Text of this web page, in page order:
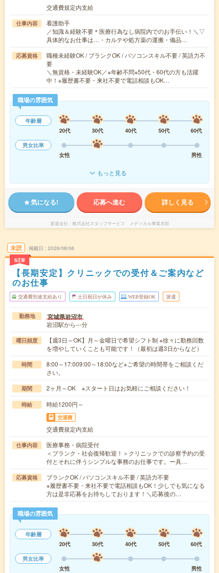
交通費規定内支給
仕事内容
看護助手
／知識＆経験不要＊医療行為なし病院内でのお手伝い！＼▽
具体的なお仕事は…・カルテや処方薬の運搬・備品…
応募資格
職種未経験OK / ブランクOK / パソコンスキル不要 / 英語力不
要
＼無資格・未経験OK／※年齢不問※50代・60代の方も活躍
中！※履歴書不要・来社不要で電話相談もOK…
職場の雰囲気
年齢層
20代
30代 40代 50代
60代
男女比率
女性
男性
もっと見る
気になる! 応募へ進む 詳しく見る
派遣会社 株式会社スタッフサービス メディカル事業本部
未読
NEW
掲載日 2026/08/06
【長期安定】クリニックでの受付＆ご案内など
のお仕事
交通費別途支給あり 土日祝日が休み WEB登録OK 派遣
勤務地 宮城県岩沼市
岩沼駅から---分
曜日頻度
【週3日～OK】月～金曜日で希望シフト制 ※徐々に勤務回数
を増やしていくことも可能です！（最初は週3日からなど）
時間
8:00～17:009:00～18:00など※ご希望の時間帯をご相談くだ
さい。
期間 2ヶ月～OK ※スタート日はお気軽にご相談ください！
時給 時給1200円～
交通費
交通費規定内支給
仕事内容
医療事務・病院受付
＜ブランク・社会復帰歓迎！＞クリニックでの診察予約の受
付とそれに伴うシンプルな事務のお仕事です。ー具…
応募資格
ブランクOK / パソコンスキル不要 / 英語力不要
※履歴書不要・来社不要で電話相談もOK！少しでも気になる
方は是非応募をお待ちしております！＼応募後の…
職場の雰囲気
年齢層
20代
30代 40代 50代
60代
男女比率
女性
男性